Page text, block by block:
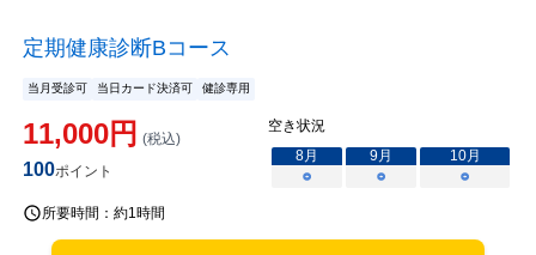
定期健康診断Bコース
当月受診可 当日カード決済可 健診専用
11,000円 (税込)
100ポイント
空き状況
8月 9月 10月
○
○ ○
所要時間： 約1時間